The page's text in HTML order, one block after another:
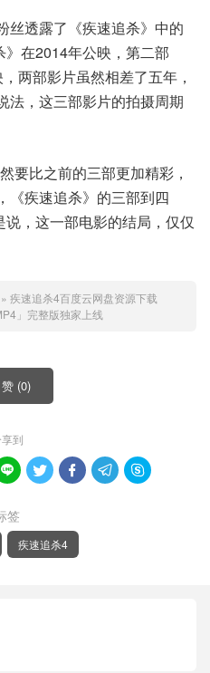
丝透露了《疾速追杀》中的
在2014年公映，第二部
两部影片虽然相差了五年，
法，这三部影片的拍摄周期
要比之前的三部更加精彩，
《疾速追杀》的三部到四
，这一部电影的结局，仅仅
» 疾速追杀4百度云网盘资源下载
」完整版独家上线
赞 (0)
到
    
签
疾速追杀4